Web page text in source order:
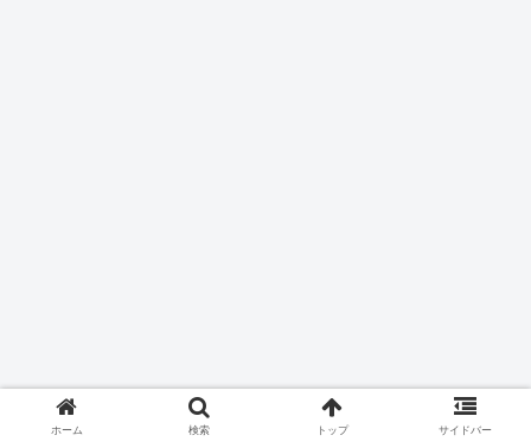
ホーム 検索 トップ サイドバー